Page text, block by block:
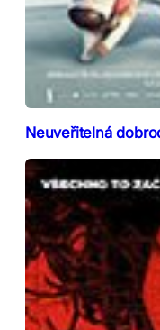
Neuveřitelná